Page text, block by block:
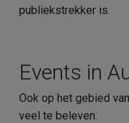
publiekstrekker is.
Events in
Ook op het gebied
veel te beleven: